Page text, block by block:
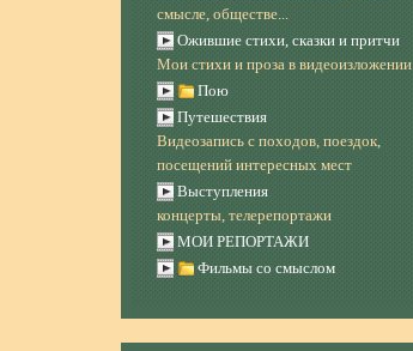
смысле, обществе...
Ожившие стихи, сказки и притчи
Мои стихи и проза в видеоизложении
Пою
Путешествия
Видеозапись с походов, поездок,
посещений интересных мест
Выступления
концерты, телерепортажи
МОИ РЕПОРТАЖИ
Фильмы со смыслом